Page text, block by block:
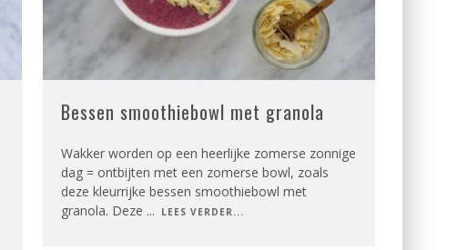
Bessen smoothiebowl met granola
Wakker worden op een heerlijke zomerse zonnige
dag = ontbijten met een zomerse bowl, zoals
deze kleurrijke bessen smoothiebowl met
granola. Deze ... LEES VERDER...